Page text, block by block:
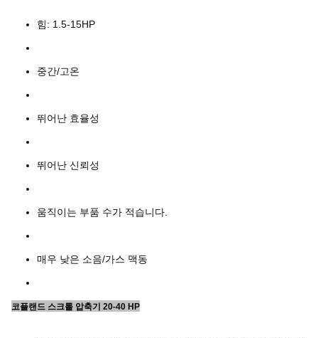
힘: 1.5-15HP
중간/고온
뛰어난 효율성
뛰어난 신뢰성
움직이는 부품 수가 적습니다.
매우 낮은 소음/가스 맥동
코플랜드 스크롤 압축기 20-40 HP